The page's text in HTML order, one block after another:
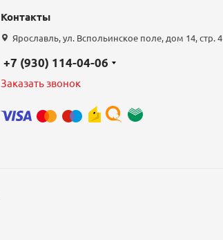
Контакты
Ярославль, ул. Вспольинское поле, дом 14, стр. 4
+7 (930) 114-04-06
Заказать звонок